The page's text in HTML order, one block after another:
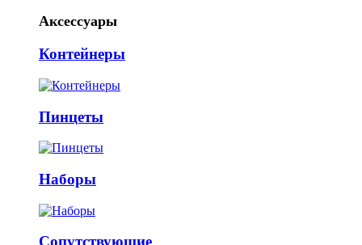
Аксессуары
Контейнеры
Пинцеты
Наборы